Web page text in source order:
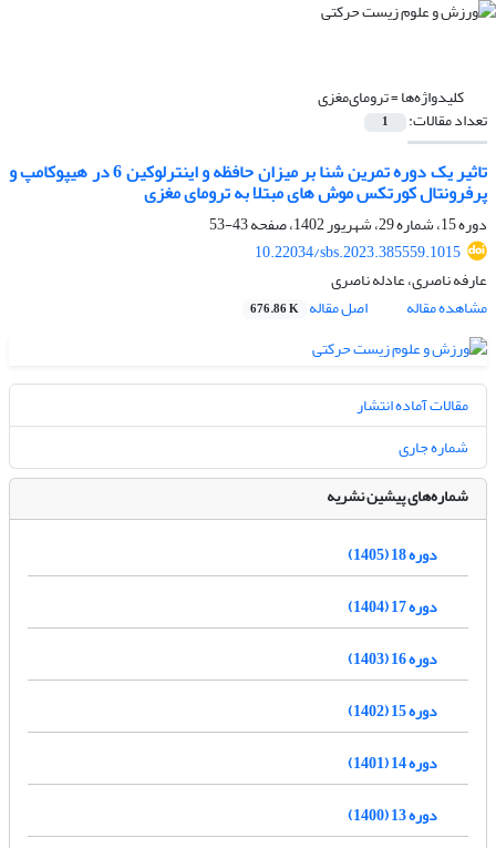
کلیدواژه‌ها =ترومای‌مغزی
تعداد مقالات: 1
تاثیر یک دوره تمرین شنا بر میزان حافظه و اینترلوکین 6 در هیپوکامپ و
پرفرونتال کورتکس موش های مبتلا به ترومای مغزی
دوره 15، شماره 29، شهریور 1402، صفحه
43-53
10.22034/sbs.2023.385559.1015
عارفه ناصری، عادله ناصری
مشاهده مقاله
اصل مقاله 676.86 K
مقالات آماده انتشار
شماره جاری
شماره‌های پیشین نشریه
دوره 18 (1405)
دوره 17 (1404)
دوره 16 (1403)
دوره 15 (1402)
دوره 14 (1401)
دوره 13 (1400)